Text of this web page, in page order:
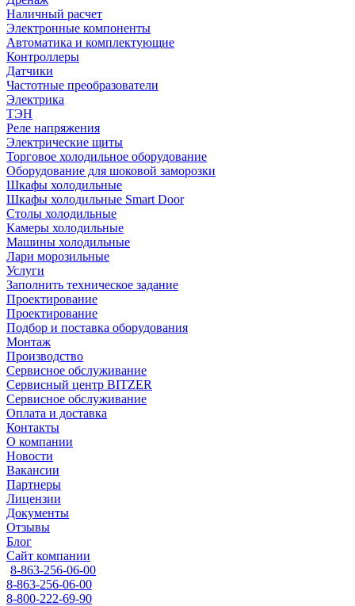
Наличный расчет
Электронные компоненты
Автоматика и комплектующие
Контроллеры
Датчики
Частотные преобразователи
Электрика
ТЭН
Реле напряжения
Электрические щиты
Торговое холодильное оборудование
Оборудование для шоковой заморозки
Шкафы холодильные
Шкафы холодильные Smart Door
Столы холодильные
Камеры холодильные
Машины холодильные
Лари морозильные
Услуги
Заполнить техническое задание
Проектирование
Проектирование
Подбор и поставка оборудования
Монтаж
Производство
Сервисное обслуживание
Сервисный центр BITZER
Сервисное обслуживание
Оплата и доставка
Контакты
О компании
Новости
Вакансии
Партнеры
Лицензии
Документы
Отзывы
Блог
Сайт компании
8-863-256-06-00
8-863-256-06-00
8-800-222-69-90